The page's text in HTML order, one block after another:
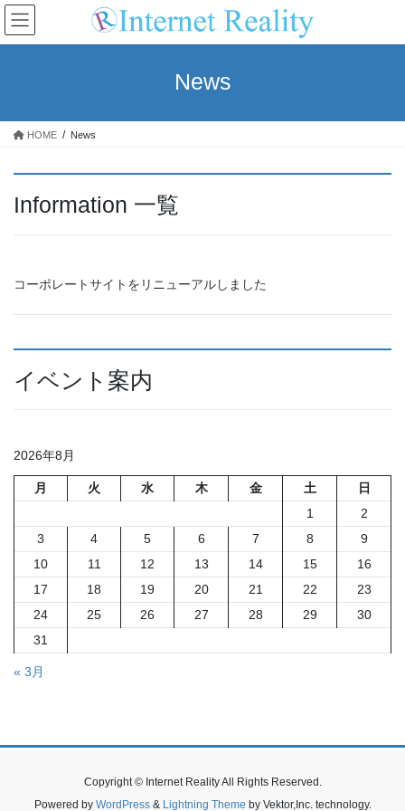
コ
ン
テ
ス
ナ
ビ
ゲ
ン
News
HOME News
Information 一覧
コーポレートサイトをリニューアルしました
イベント案内
2026年8月
月 火 水 木 金 土
日
1
2
3
4 5 6 7 8
9
10
11 12 13 14 15
16
17
18 19 20 21 22
23
24
25 26 27 28 29
30
31
« 3月
Copyright © Internet Reality All Rights Reserved.
Powered by WordPress& Lightning Theme by Vektor,Inc. technology.